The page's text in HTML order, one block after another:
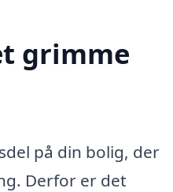
grimme
på din bolig, der
Derfor er det